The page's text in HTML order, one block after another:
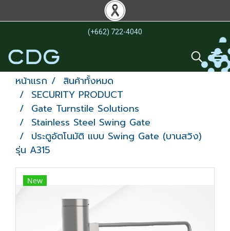
(+662) 722-4040
หน้าแรก
สินค้าทั้งหมด
SECURITY PRODUCT
Gate Turnstile Solutions
Stainless Steel Swing Gate
ประตูอัตโนมัติ แบบ Swing Gate (บานสวิง)
รุ่น A315
New